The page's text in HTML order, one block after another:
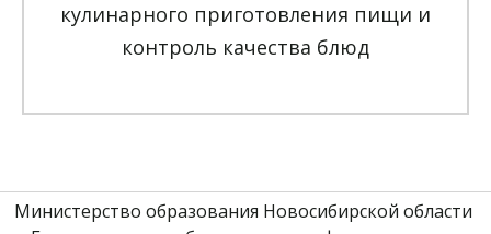
кулинарного приготовления пищи и
контроль качества блюд
Министерство образования Новосибирской области